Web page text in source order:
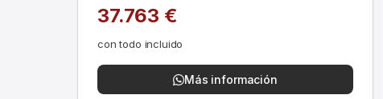
37.763 €
con todo incluido
Más información